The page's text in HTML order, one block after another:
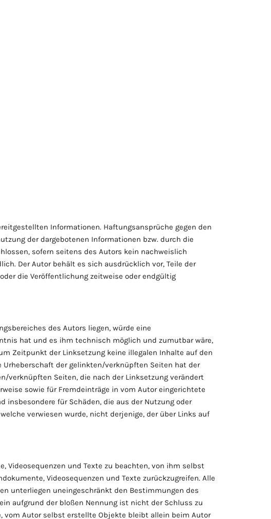
Informationen. Haftungsansprüche gegen den
der dargebotenen Informationen bzw. durch die
sofern seitens des Autors kein nachweislich
Der Autor behält es sich ausdrücklich vor, Teile der
die Veröffentlichung zeitweise oder endgültig
des Autors liegen, würde eine
hat und es ihm technisch möglich und zumutbar wäre,
Zeitpunkt der Linksetzung keine illegalen Inhalte auf den
der gelinkten/verknüpften Seiten hat der
verknüpften Seiten, die nach der Linksetzung verändert
sowie für Fremdeinträge in vom Autor eingerichtete
für Schäden, die aus der Nutzung oder
verwiesen wurde, nicht derjenige, der über Links auf
Videosequenzen und Texte zu beachten, von ihm selbst
Videosequenzen und Texte zurückzugreifen. Alle
unterliegen uneingeschränkt den Bestimmungen des
aufgrund der bloßen Nennung ist nicht der Schluss zu
vom Autor selbst erstellte Objekte bleibt allein beim Autor